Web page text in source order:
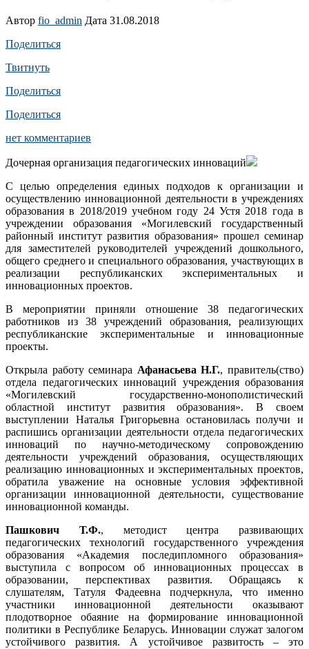
Автор fio_admin Дата 31.08.2018
Поделиться
Твитнуть
Поделиться
Поделиться
нет комментариев
Дочерная организация педагогических инноваций
С целью определения единых подходов к организации и
осуществлению инновационной деятельности в учреждениях
образования в 2018/2019 учебном году 24 Устя 2018 года в
учреждении образования «Могилевский государственный
районный институт развития образования» прошел семинар
для заместителей руководителей учреждений дошкольного,
общего среднего и специального образования, участвующих в
реализации республиканских экспериментальных и
инновационных проектов.
В мероприятии приняли отношение 38 педагогических
работников из 38 учреждений образования, реализующих
республиканские экспериментальные и инновационные
проекты.
Открыла работу семинара Афанасьева Н.Г., правитель(ство)
отдела педагогических инноваций учреждения образования
«Могилевский государственно-монополистический
областной институт развития образования». В своем
выступлении Наталья Григорьевна остановилась получи и
распишись организации деятельности отдела педагогических
инноваций по научно-методическому сопровождению
деятельности учреждений образования, осуществляющих
реализацию инновационных и экспериментальных проектов,
обратила уважение на основные условия эффективной
организации инновационной деятельности, существование
инновационной команды.
Пашкович Т.Ф., методист центра развивающих
педагогических технологий государственного учреждения
образования «Академия последипломного образования»
выступила с вопросом об инновационных процессах в
образовании, перспективах развития. Обращаясь к
слушателям, Татуля Фадеевна подчеркнула, что именно
участники инновационной деятельности оказывают
плодотворное обаяние на формирование инновационной
политики в Республике Беларусь. Инновации служат залогом
устойчивого развития. А устойчивое развитость – это